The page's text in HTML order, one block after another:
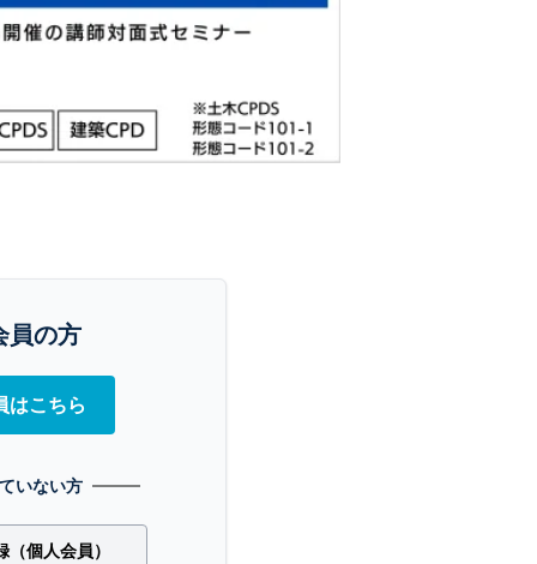
員の方
はこちら
いない方
個人会員）